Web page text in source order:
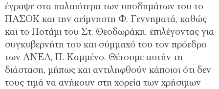
έγραψε στα παλαιότερα των υποδημάτων του το
ΠΑΣΟΚ και την αείμνηστη Φ. Γεννηματά, καθώς
και το Ποτάμι του Στ. Θεοδωράκη, επιλέγοντας για
συγκυβερνήτη του και σύμμαχό του τον πρόεδρο
των ΑΝΕΛ, Π. Καμμένο. Θέτουμε αυτήν τη
διάσταση, μήπως και αντιληφθούν κάποιοι ότι δεν
τους τιμά να ανήκουν στη χορεία των χρήσιμων